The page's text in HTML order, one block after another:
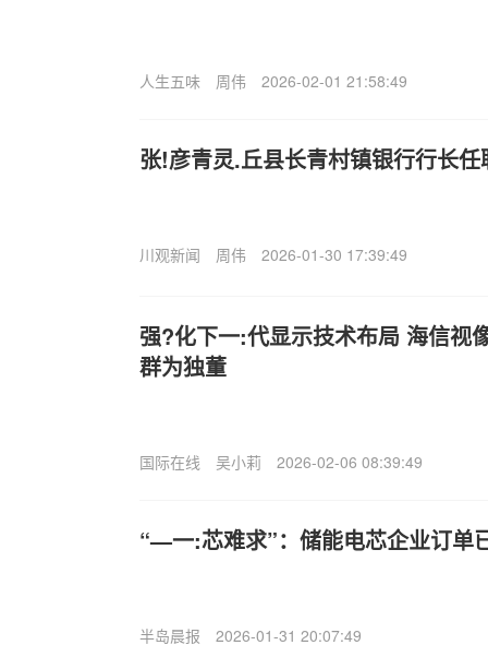
人生五味 周伟 2026-02-01 21:58:49
张!彦青灵.丘县长青村镇银行行长
川观新闻 周伟 2026-01-30 17:39:49
强?化下一:代显示技术布局 海信视
群为独董
国际在线 吴小莉 2026-02-06 08:39:49
“—一:芯难求”：储能电芯企业订单
半岛晨报 2026-01-31 20:07:49